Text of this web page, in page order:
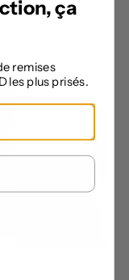
ça
remises
les plus prisés.